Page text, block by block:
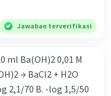
Jawaban terverifikasi
ml Ba(OH)2 0,01 M